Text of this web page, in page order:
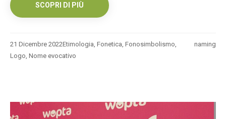
SCOPRI DI PIÙ
21 Dicembre 2022 naming
Etimologia Fonetica Fonosimbolismo
Logo Nome evocativo